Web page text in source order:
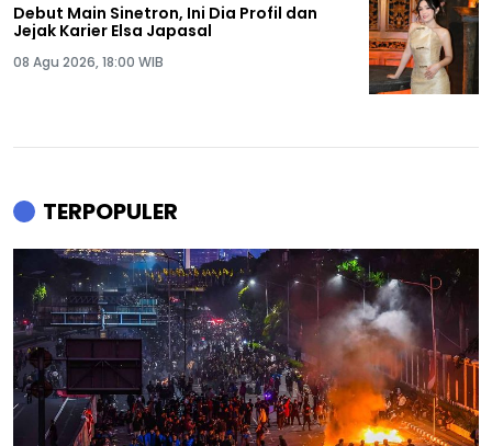
Debut Main Sinetron, Ini Dia Profil dan
Jejak Karier Elsa Japasal
08 Agu 2026, 18:00 WIB
TERPOPULER